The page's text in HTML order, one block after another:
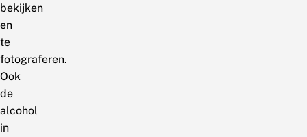
bekijken
en
te
fotograferen.
Ook
de
alcohol
in